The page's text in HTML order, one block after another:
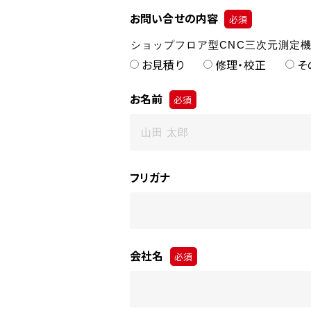
お問い合せの内容 必須
お見積り 修理・校正
お名前 必須
フリガナ
会社名 必須